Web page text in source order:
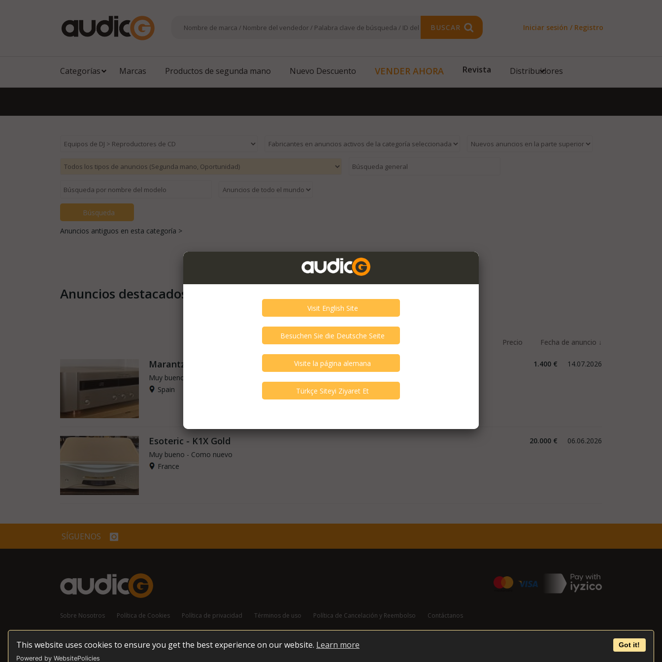
This website uses cookies to ensure you get the best experience on our website. Learn more Got it!
Powered by WebsitePolicies
BUSCAR Iniciar sesión / Registro
Categorías Marcas Productos de segunda mano Nuevo Descuento VENDER AHORA Revista Distribuidores
Anuncios antiguos en esta categoría >
Anuncios destacados
Marantz - CD7
Muy bueno - Como nuevo
Spain
14.07.2026
1.400 €
Esoteric - K1X Gold
Muy bueno - Como nuevo
France
06.06.2026
20.000 €
SÍGUENOS
Sobre Nosotros Política de Cookies Política de privacidad Términos de uso Política de Cancelación y Reembolso Contáctanos
© 2026 audioG - Todos los derechos reservados